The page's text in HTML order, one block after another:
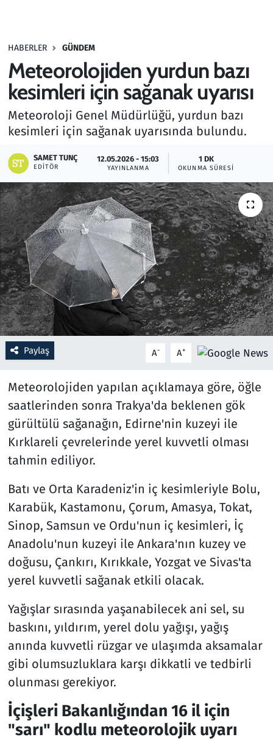
HABERLER GÜNDEM
Meteorolojiden yurdun bazı
kesimleri için sağanak uyarısı
Meteoroloji Genel Müdürlüğü, yurdun bazı
kesimleri için sağanak uyarısında bulundu.
SAMET TUNÇ
EDITÖR
12.05.2026 - 15:03
YAYINLANMA
1 DK
OKUNMA SÜRESI
Paylaş A- A+
Meteorolojiden yapılan açıklamaya göre, öğle
saatlerinden sonra Trakya'da beklenen gök
gürültülü sağanağın, Edirne'nin kuzeyi ile
Kırklareli çevrelerinde yerel kuvvetli olması
tahmin ediliyor.
Batı ve Orta Karadeniz'in iç kesimleriyle Bolu,
Karabük, Kastamonu, Çorum, Amasya, Tokat,
Sinop, Samsun ve Ordu'nun iç kesimleri, İç
Anadolu'nun kuzeyi ile Ankara'nın kuzey ve
doğusu, Çankırı, Kırıkkale, Yozgat ve Sivas'ta
yerel kuvvetli sağanak etkili olacak.
Yağışlar sırasında yaşanabilecek ani sel, su
baskını, yıldırım, yerel dolu yağışı, yağış
anında kuvvetli rüzgar ve ulaşımda aksamalar
gibi olumsuzluklara karşı dikkatli ve tedbirli
olunması gerekiyor.
İçişleri Bakanlığından 16 il için
"sarı" kodlu meteorolojik uyarı
Haber
Kültür Sanat
Kurumsal Haberler
Otomobil
Oyun
Ramazan
Resmi İlanlar
Rüya Tabirleri
Sağlık
Savunma Sanayi
Seçim 2023
Spor
Teknoloji ve Bilim
Televizyon